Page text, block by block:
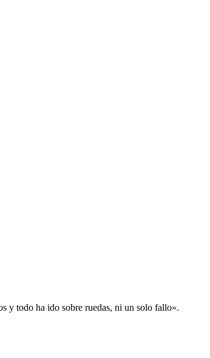
y todo ha ido sobre ruedas, ni un solo fallo».